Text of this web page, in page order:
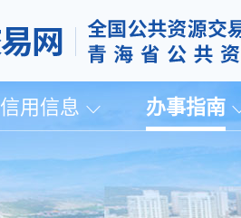
信用信息 办事指南